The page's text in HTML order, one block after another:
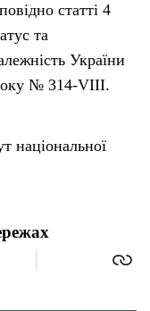
статті 4
та
України
року № 314-VIII.
національної